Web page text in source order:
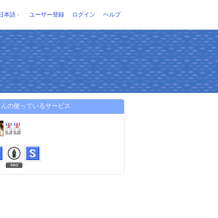
本語 ユーザー登録 ログイン ヘルプ
の使っているサービス